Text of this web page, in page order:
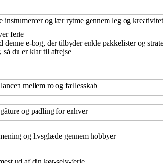
instrumenter og lær rytme gennem leg og kreativitet
ferie
denne e-bog, der tilbyder enkle pakkelister og
så du er klar til afrejse.
mellem ro og fællesskab
og padling for enhver
og livsglæde gennem hobbyer
ud af din kør-selv-ferie